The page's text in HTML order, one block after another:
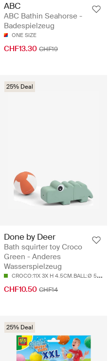
ABC
ABC Bathin Seahorse -
Badespielzeug
ONE SIZE
CHF13.30 CHF19
25% Deal
Done by Deer
Bath squirter toy Croco
Green - Anderes
Wasserspielzeug
C
ROCO:11X 3X H 4.5CM.BALL:Ø 5CM
CHF10.50 CHF14
25% Deal